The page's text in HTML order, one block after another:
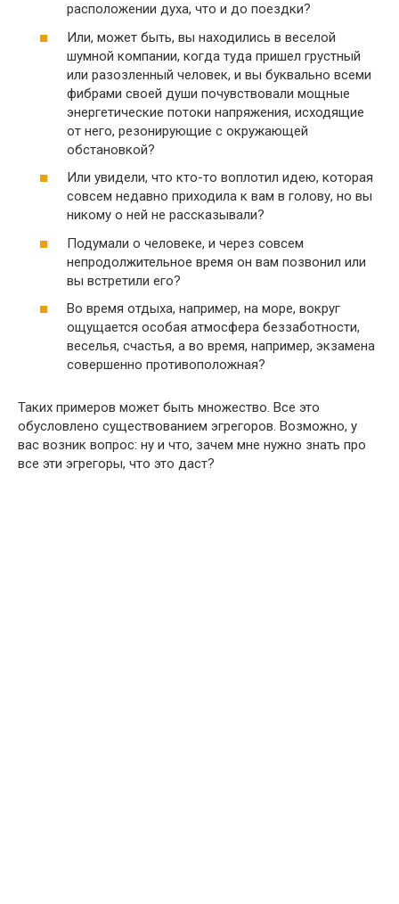
расположении духа, что и до поездки?
Или, может быть, вы находились в веселой
шумной компании, когда туда пришел грустный
или разозленный человек, и вы буквально всеми
фибрами своей души почувствовали мощные
энергетические потоки напряжения, исходящие
от него, резонирующие с окружающей
обстановкой?
Или увидели, что кто-то воплотил идею, которая
совсем недавно приходила к вам в голову, но вы
никому о ней не рассказывали?
Подумали о человеке, и через совсем
непродолжительное время он вам позвонил или
вы встретили его?
Во время отдыха, например, на море, вокруг
ощущается особая атмосфера беззаботности,
веселья, счастья, а во время, например, экзамена
совершенно противоположная?
Таких примеров может быть множество. Все это
обусловлено существованием эгрегоров. Возможно, у
вас возник вопрос: ну и что, зачем мне нужно знать про
все эти эгрегоры, что это даст?